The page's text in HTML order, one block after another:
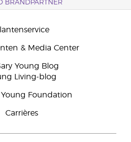
BRANDPARTNER
& Media Center
Young Blog
Living-blog
Young Foundation
Carrières